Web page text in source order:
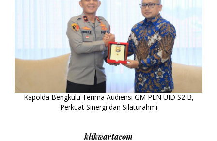
Kapolda Bengkulu Terima Audiensi GM PLN UID S2JB,
Perkuat Sinergi dan Silaturahmi
klikwartacom